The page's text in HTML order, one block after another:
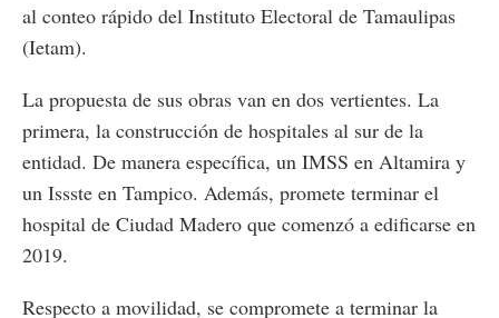
al conteo rápido del Instituto Electoral de Tamaulipas
(Ietam).
La propuesta de sus obras van en dos vertientes. La
primera, la construcción de hospitales al sur de la
entidad. De manera específica, un IMSS en Altamira y
un Issste en Tampico. Además, promete terminar el
hospital de Ciudad Madero que comenzó a edificarse en
2019.
Respecto a movilidad, se compromete a terminar la